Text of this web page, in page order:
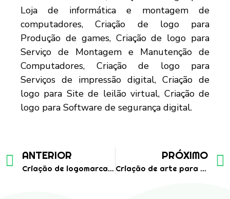
ANTERIOR
Criação de logomarca para oficina mecânica
PRÓXIMO
Criação de arte para cartão de visita para empresa de serviços diversos